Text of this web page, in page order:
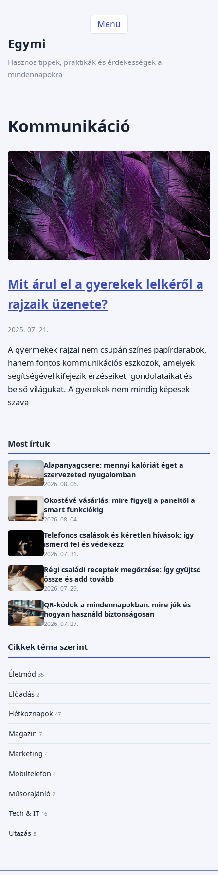
Menü
Egymi
Hasznos tippek, praktikák és érdekességek a
mindennapokra
Kommunikáció
Mit árul el a gyerekek lelkéről a
rajzaik üzenete?
2025. 07. 21.
A gyermekek rajzai nem csupán színes papírdarabok,
hanem fontos kommunikációs eszközök, amelyek
segítségével kifejezik érzéseiket, gondolataikat és
belső világukat. A gyerekek nem mindig képesek
szava
Most írtuk
Alapanyagcsere: mennyi kalóriát éget a
szervezeted nyugalomban
2026. 08. 06.
Okostévé vásárlás: mire figyelj a paneltől a
smart funkciókig
2026. 08. 04.
Telefonos csalások és kéretlen hívások: így
ismerd fel és védekezz
2026. 07. 31.
Régi családi receptek megőrzése: így gyűjtsd
össze és add tovább
2026. 07. 29.
QR-kódok a mindennapokban: mire jók és
hogyan használd biztonságosan
2026. 07. 27.
Cikkek téma szerint
Életmód 35
Előadás 2
Hétköznapok 47
Magazin 7
Marketing 4
Mobiltelefon 4
Műsorajánló 2
Tech & IT 16
Utazás 5